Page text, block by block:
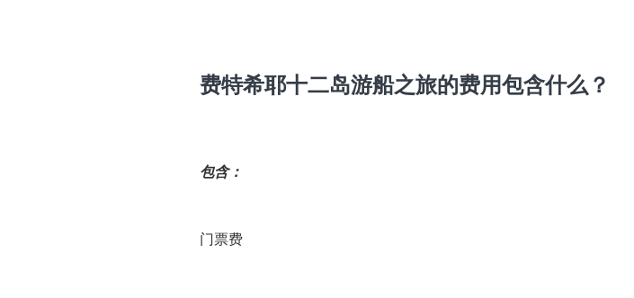
费特希耶十二岛游船之旅的费用包含什么？
包含：
门票费